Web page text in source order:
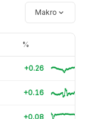
Makro
%
+0.26
+0.16
+0.08